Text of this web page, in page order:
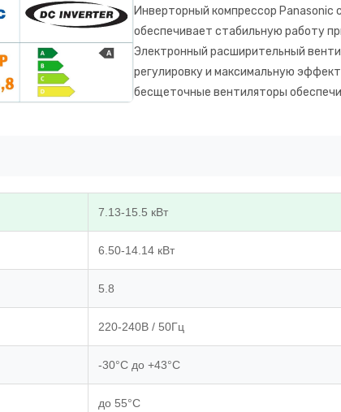
Инверторный компрессор Panasonic
обеспечивает стабильную работу
Электронный расширительный
регулировку и максимальную
бесщеточные вентиляторы
7.13-15.5 кВт
6.50-14.14 кВт
5.8
220-240В / 50Гц
-30°C до +43°C
до 55°C